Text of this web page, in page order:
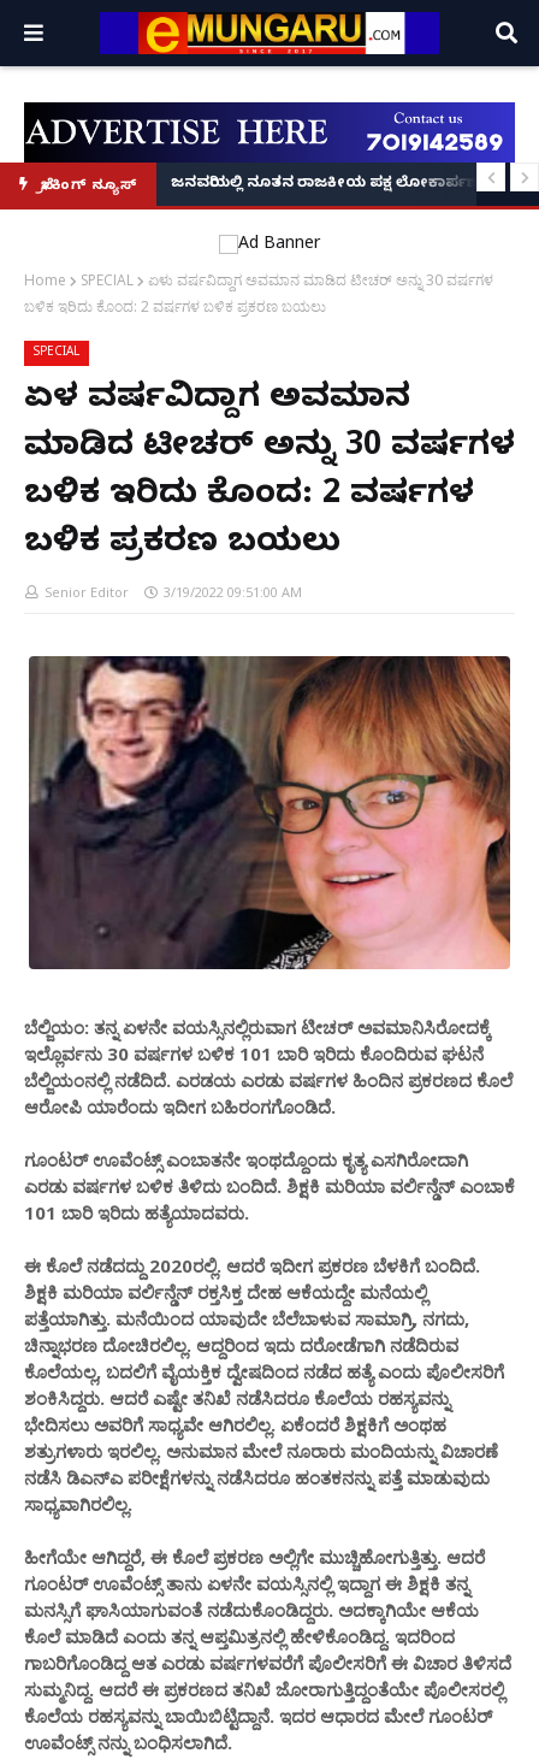
ಬ್ರೇಕಿಂಗ್ ನ್ಯೂಸ್
ಕಥೆ!
8 ಅಡಿಗೂ ಹೆಚ್ಚು ಉದ್ದದ ಕೂದಲು ಬೆಳೆಸಿ ಗಿನ್ನಿಸ್ ವಿಶ್ವ ದಾಖಲೆ ಬರೆದ ಭಾರತದ ರೇಣು
ಜನವರಿಯಲ್ಲಿ ನೂತನ ರಾಜಕೀಯ ಪಕ್ಷ ಲೋಕಾರ್ಪಣೆ – ನಟ
Home SPECIAL
ಏಳು ವರ್ಷವಿದ್ದಾಗ ಅವಮಾನ ಮಾಡಿದ ಟೀಚರ್ ಅನ್ನು 30 ವರ್ಷಗಳ
ಬಳಿಕ‌ ಇರಿದು ಕೊಂದ: 2 ವರ್ಷಗಳ ಬಳಿಕ ಪ್ರಕರಣ ಬಯಲು
SPECIAL
ಏಳು ವರ್ಷವಿದ್ದಾಗ ಅವಮಾನ
ಮಾಡಿದ ಟೀಚರ್ ಅನ್ನು 30 ವರ್ಷಗಳ
ಬಳಿಕ‌ ಇರಿದು ಕೊಂದ: 2 ವರ್ಷಗಳ
ಬಳಿಕ ಪ್ರಕರಣ ಬಯಲು
Senior Editor 3/19/2022 09:51:00 AM
ಬೆಲ್ಜಿಯಂ: ತನ್ನ ಏಳನೇ ವಯಸ್ಸಿನಲ್ಲಿರುವಾಗ ಟೀಚರ್ ಅವಮಾನಿಸಿರೋದಕ್ಕೆ
ಇಲ್ಲೊರ್ವನು 30 ವರ್ಷಗಳ ಬಳಿಕ 101 ಬಾರಿ ಇರಿದು ಕೊಂದಿರುವ ಘಟನೆ
ಬೆಲ್ಜಿಯಂನಲ್ಲಿ ನಡೆದಿದೆ. ಎರಡಯ ಎರಡು ವರ್ಷಗಳ ಹಿಂದಿನ ಪ್ರಕರಣದ ಕೊಲೆ
ಆರೋಪಿ ಯಾರೆಂದು ಇದೀಗ ಬಹಿರಂಗಗೊಂಡಿದೆ.
ಗೂಂಟರ್ ಊವೆಂಟ್ಸ್ ಎಂಬಾತನೇ ಇಂಥದ್ದೊಂದು ಕೃತ್ಯ ಎಸಗಿರೋದಾಗಿ
ಎರಡು ವರ್ಷಗಳ ಬಳಿಕ ತಿಳಿದು ಬಂದಿದೆ. ಶಿಕ್ಷಕಿ ಮರಿಯಾ ವರ್ಲಿನ್ಡೆನ್ ಎಂಬಾಕೆ
101 ಬಾರಿ ಇರಿದು ಹತ್ಯೆಯಾದವರು.
ಈ ಕೊಲೆ ನಡೆದದ್ದು 2020ರಲ್ಲಿ. ಆದರೆ ಇದೀಗ ಪ್ರಕರಣ ಬೆಳಕಿಗೆ ಬಂದಿದೆ.
ಶಿಕ್ಷಕಿ ಮರಿಯಾ ವರ್ಲಿನ್ಡೆನ್ ರಕ್ತಸಿಕ್ತ ದೇಹ ಆಕೆಯದ್ದೇ ಮನೆಯಲ್ಲಿ
ಪತ್ತೆಯಾಗಿತ್ತು. ಮನೆಯಿಂದ ಯಾವುದೇ ಬೆಲೆಬಾಳುವ ಸಾಮಾಗ್ರಿ, ನಗದು,
ಚಿನ್ನಾಭರಣ ದೋಚಿರಲಿಲ್ಲ. ಆದ್ದರಿಂದ ಇದು ದರೋಡೆಗಾಗಿ ನಡೆದಿರುವ
ಕೊಲೆಯಲ್ಲ, ಬದಲಿಗೆ ವೈಯಕ್ತಿಕ ದ್ವೇಷದಿಂದ ನಡೆದ ಹತ್ಯೆ ಎಂದು ಪೊಲೀಸರಿಗೆ
ಶಂಕಿಸಿದ್ದರು. ಆದರೆ ಎಷ್ಟೇ ತನಿಖೆ ನಡೆಸಿದರೂ ಕೊಲೆಯ ರಹಸ್ಯವನ್ನು
ಭೇದಿಸಲು ಅವರಿಗೆ ಸಾಧ್ಯವೇ ಆಗಿರಲಿಲ್ಲ. ಏಕೆಂದರೆ ಶಿಕ್ಷಕಿಗೆ ಅಂಥಹ
ಶತ್ರುಗಳಾರು ಇರಲಿಲ್ಲ. ಅನುಮಾನ ಮೇಲೆ ನೂರಾರು ಮಂದಿಯನ್ನು ವಿಚಾರಣೆ
ನಡೆಸಿ ಡಿಎನ್ಎ ಪರೀಕ್ಷೆಗಳನ್ನು ನಡೆಸಿದರೂ ಹಂತಕನನ್ನು ಪತ್ತೆ ಮಾಡುವುದು
ಸಾಧ್ಯವಾಗಿರಲಿಲ್ಲ.
ಹೀಗೆಯೇ ಆಗಿದ್ದರೆ, ಈ ಕೊಲೆ ಪ್ರಕರಣ​ ಅಲ್ಲಿಗೇ ಮುಚ್ಚಿಹೋಗುತ್ತಿತ್ತು. ಆದರೆ
ಗೂಂಟರ್ ಊವೆಂಟ್ಸ್ ತಾನು ಏಳನೇ ವಯಸ್ಸಿನಲ್ಲಿ ಇದ್ದಾಗ ಈ ಶಿಕ್ಷಕಿ ತನ್ನ
ಮನಸ್ಸಿಗೆ ಘಾಸಿಯಾಗುವಂತೆ ನಡೆದುಕೊಂಡಿದ್ದರು. ಅದಕ್ಕಾಗಿಯೇ ಆಕೆಯ
ಕೊಲೆ ಮಾಡಿದೆ ಎಂದು ತನ್ನ ಆಪ್ತಮಿತ್ರನಲ್ಲಿ ಹೇಳಿಕೊಂಡಿದ್ದ. ಇದರಿಂದ
ಗಾಬರಿಗೊಂಡಿದ್ದ ಆತ ಎರಡು ವರ್ಷಗಳವರೆಗೆ ಪೊಲೀಸರಿಗೆ ಈ ವಿಚಾರ ತಿಳಿಸದೆ
ಸುಮ್ಮನಿದ್ದ. ಆದರೆ ಈ ಪ್ರಕರಣದ ತನಿಖೆ ಜೋರಾಗುತ್ತಿದ್ದಂತೆಯೇ ಪೊಲೀಸರಲ್ಲಿ
ಕೊಲೆಯ ರಹಸ್ಯವನ್ನು ಬಾಯಿಬಿಟ್ಟಿದ್ದಾನೆ. ಇದರ ಆಧಾರದ ಮೇಲೆ ಗೂಂಟರ್
ಊವೆಂಟ್ಸ್ ನನ್ನು ಬಂಧಿಸಲಾಗಿದೆ.